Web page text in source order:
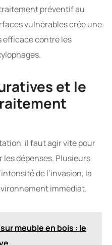
préventif au
vulnérables crée une
efficace contre les
et le
il faut agir vite pour
dépenses. Plusieurs
de l’invasion, la
immédiat.
meuble en bois : le